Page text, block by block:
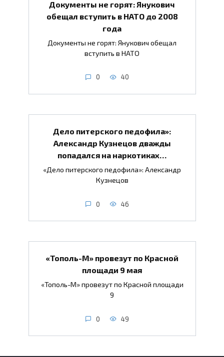
Документы не горят: Янукович
обещал вступить в НАТО до 2008
года
Документы не горят: Янукович обещал
вступить в НАТО
0 40
Дело питерского педофила»:
Александр Кузнецов дважды
попадался на наркотиках…
«Дело питерского педофила»: Александр
Кузнецов
0 46
«Тополь-М» провезут по Красной
площади 9 мая
«Тополь-М» провезут по Красной площади
9
0 49